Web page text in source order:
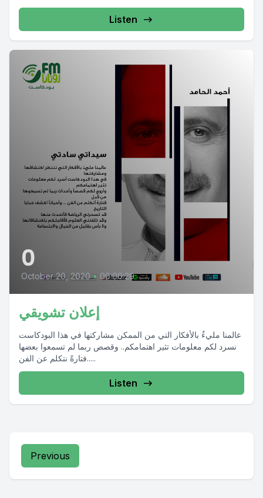
Listen
0
October 20, 2020 • 00:00:29
إعلان تشويقي
عالمنا مليءٌ بالأفكار التي من الممكن مشاركتها في هذا البودكاست
نسرد لكم معلومات تثير اهتمامكم.. وقصص ربما لم تسمعوا بعضها
فتارةً نتكلم عن الفن.....
Listen
Previous